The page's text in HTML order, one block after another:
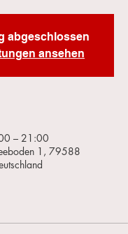
abgeschlossen
ansehen
– 21:00
1, 79588